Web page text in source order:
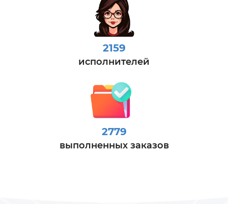
2159
исполнителей
2779
выполненных заказов